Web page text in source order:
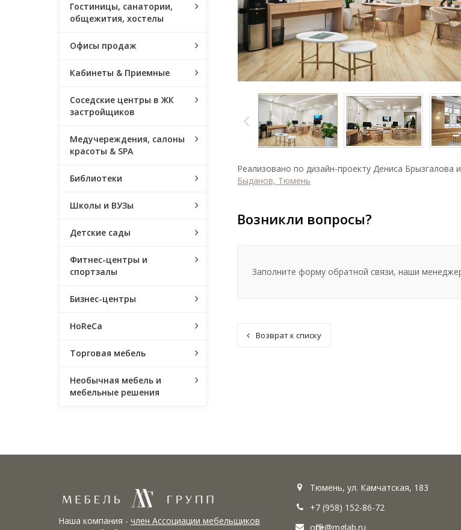
Реализовано по дизайн-проекту Дениса Брызгалова
Быданов, Тюмень
Возникли вопросы?
Заполните форму обратной связи, наши
Возврат к списку
Гостиницы, санатории,
общежития, хостелы
Офисы продаж
Кабинеты & Приемные
Соседские центры в ЖК
застройщиков
Медучереждения, салоны
красоты & SPA
Библиотеки
Школы и ВУЗы
Детские сады
Фитнес-центры и
спортзалы
Бизнес-центры
HoReCa
Торговая мебель
Необычная мебель и
мебельные решения
Наша компания - член Ассоциации мебельщиков
Тюмень, ул. Камчатская, 183
+7 (958) 152-86-72
office@mglab.ru